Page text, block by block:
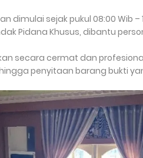
dimulai sejak pukul 08:00 Wib
Pidana Khusus, dibantu
secara cermat dan
penyitaan barang bukti